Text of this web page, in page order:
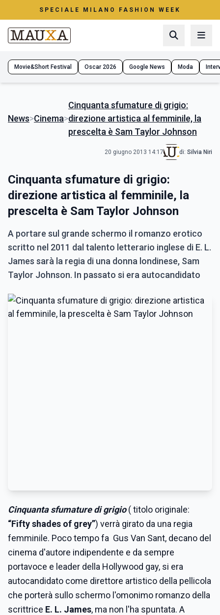
SPECIALE MILANO FASHION WEEK
Movie&Short Festival Oscar 2026 Google News Moda
News>Cinema>
Cinquanta sfumature di grigio:
direzione artistica al femminile, la
prescelta è Sam Taylor Johnson
20 giugno 2013 14:17 di: Silvia Niri
Cinquanta sfumature di grigio:
direzione artistica al femminile, la
prescelta è Sam Taylor Johnson
A portare sul grande schermo il romanzo erotico
scritto nel 2011 dal talento letterario inglese di E. L.
James sarà la regia di una donna londinese, Sam
Taylor Johnson. In passato si era autocandidato
Cinquanta sfumature di grigio( titolo originale:
“Fifty shades of grey”) verrà girato da una regia
femminile. Poco tempo fa Gus Van Sant, decano del
cinema d'autore indipendente e da sempre
portavoce e leader della Hollywood gay, si era
autocandidato come direttore artistico della pellicola
che porterà sullo schermo l'omonimo romanzo della
scrittrice E. L. James, ma non l'ha spuntata. A